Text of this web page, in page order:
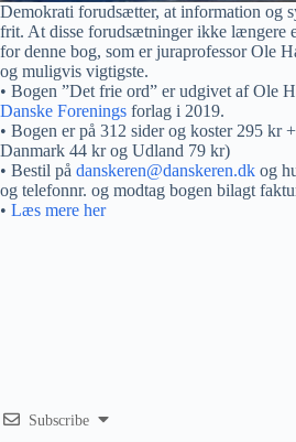
Demokrati forudsætter, at information og
frit. At disse forudsætninger ikke længere
for denne bog, som er juraprofessor Ole
og muligvis vigtigste.
• Bogen ”Det frie ord” er udgivet af Ole
Danske Forenings forlag i 2019.
• Bogen er på 312 sider og koster 295 kr
Danmark 44 kr og Udland 79 kr)
• Bestil på danskeren@danskeren.dk og
og telefonnr. og modtag bogen bilagt
• Læs mere her
Subscribe